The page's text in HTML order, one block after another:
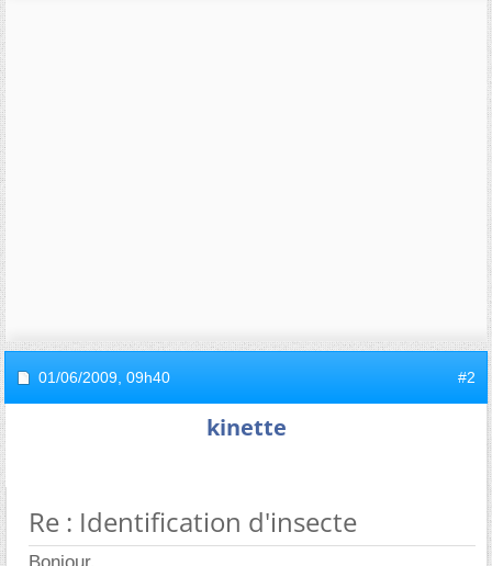
01/06/2009, 09h40 #2
kinette
Re : Identification d'insecte